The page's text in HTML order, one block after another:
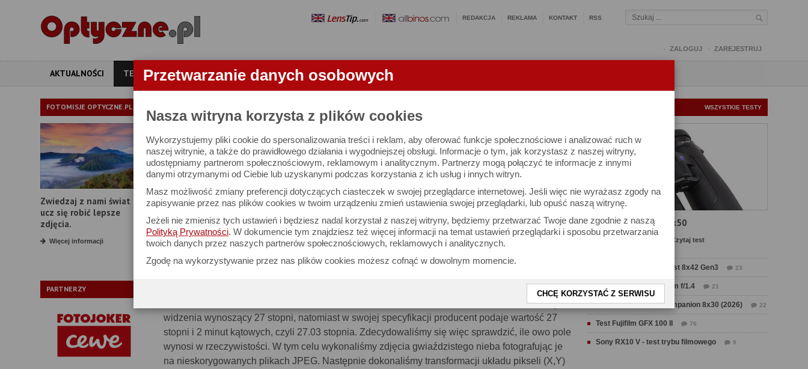
Przetwarzanie danych osobowych
Nasza witryna korzysta z plików cookies
Wykorzystujemy pliki cookie do spersonalizowania treści i reklam, aby oferować funkcje społecznościowe i analizować ruch w
naszej witrynie, a także do prawidłowego działania i wygodniejszej obsługi. Informacje o tym, jak korzystasz z naszej witryny,
udostępniamy partnerom społecznościowym, reklamowym i analitycznym. Partnerzy mogą połączyć te informacje z innymi
danymi otrzymanymi od Ciebie lub uzyskanymi podczas korzystania z ich usług i innych witryn.
Masz możliwość zmiany preferencji dotyczących ciasteczek w swojej przeglądarce internetowej. Jeśli więc nie wyrażasz zgody na
zapisywanie przez nas plików cookies w twoim urządzeniu zmień ustawienia swojej przeglądarki, lub opuść naszą witrynę.
Jeżeli nie zmienisz tych ustawień i będziesz nadal korzystał z naszej witryny, będziemy przetwarzać Twoje dane zgodnie z naszą
Polityką Prywatności. W dokumencie tym znajdziesz też więcej informacji na temat ustawień przeglądarki i sposobu przetwarzania
twoich danych przez naszych partnerów społecznościowych, reklamowych i analitycznych.
Zgodę na wykorzystywanie przez nas plików cookies możesz cofnąć w dowolnym momencie.
CHCĘ KORZYSTAĆ Z SERWISU
REDAKCJA REKLAMA KONTAKT RSS
ZALOGUJ ZAREJESTRUJ
AKTUALNOŚCI TESTY ARTYKUŁY APARATY OBIEKTYWY LORNETKI
FOTOMISJE OPTYCZNE.PL
Zwiedzaj z nami świat i
ucz się robić lepsze
zdjęcia.
Więcej informacji
PARTNERZY
TEST OBIEKTYWU
Tamron 90 mm f/2.8 Di III Macro VXD - test obiektywu
7 stycznia 2025
Podziel się
Komentarze: 62
6. Dystorsja i pole widzenia
Obiektyw rektalinearny o ogniskowej 90 mm, na matrycy pełnoklatkowej, powinien dawać kąt
widzenia wynoszący 27 stopni, natomiast w swojej specyfikacji producent podaje wartość 27
stopni i 2 minut kątowych, czyli 27.03 stopnia. Zdecydowaliśmy się więc sprawdzić, ile owo pole
wynosi w rzeczywistości. W tym celu wykonaliśmy zdjęcia gwiaździstego nieba fotografując je
na nieskorygowanych plikach JPEG. Następnie dokonaliśmy transformacji układu pikseli (X,Y)
WSZYSTKIE TESTY
Test Carl Zeiss SFL 8x50
Czytaj test
Test Delta Optical Forest 8x42 Gen3 23
Test Sirui Aurora 35 mm f/1.4 21
Test Swarovski CL Companion 8x30 (2026) 22
Test Fujifilm GFX 100 II 76
Sony RX10 V - test trybu filmowego 9